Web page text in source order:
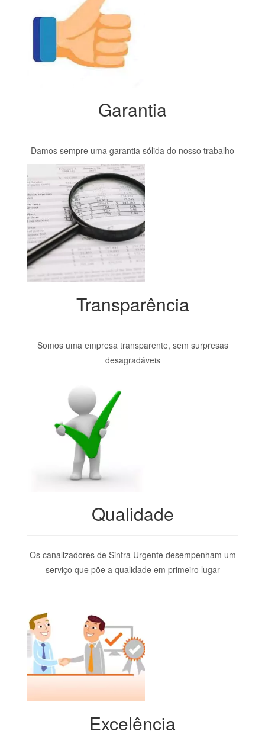
Garantia
Damos sempre uma garantia sólida do nosso trabalho
Transparência
Somos uma empresa transparente, sem surpresas
desagradáveis
Qualidade
Os canalizadores de Sintra Urgente desempenham um
serviço que põe a qualidade em primeiro lugar
Excelência